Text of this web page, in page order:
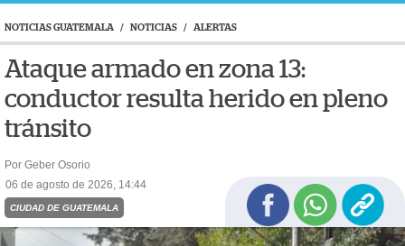
NOTICIAS GUATEMALA / NOTICIAS / ALERTAS
Ataque armado en zona 13:
conductor resulta herido en pleno
tránsito
Por Geber Osorio
06 de agosto de 2026, 14:44
CIUDAD DE GUATEMALA